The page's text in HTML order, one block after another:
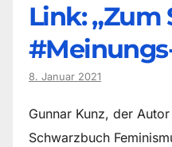
Link: „Zum
8. Januar 2021
Gunnar Kunz, der
Schwarzbuch